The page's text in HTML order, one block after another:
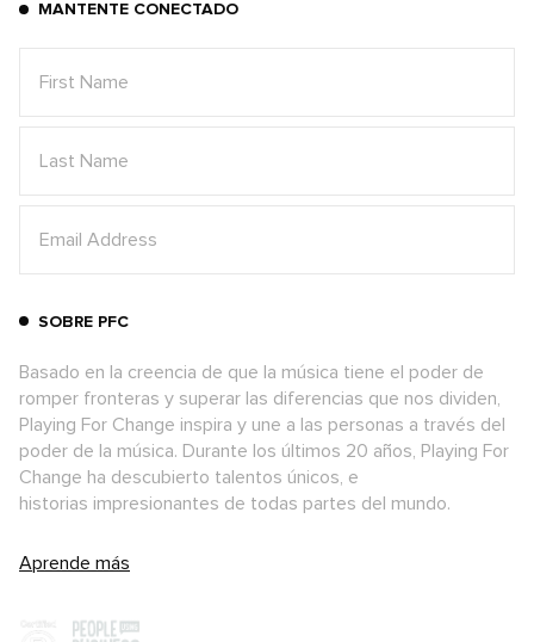
MANTENTE CONECTADO
SOBRE PFC
Basado en la creencia de que la música tiene el poder de
romper fronteras y superar las diferencias que nos dividen,
Playing For Change inspira y une a las personas a través del
poder de la música. Durante los últimos 20 años, Playing For
Change ha descubierto talentos únicos, e
historias impresionantes de todas partes del mundo.
Aprende más